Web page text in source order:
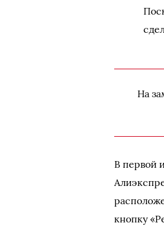
На
В первой
кнопку